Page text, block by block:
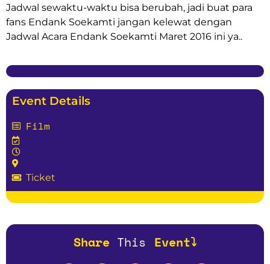
Jadwal sewaktu-waktu bisa berubah, jadi buat para
fans Endank Soekamti jangan kelewat dengan
Jadwal Acara Endank Soekamti Maret 2016 ini ya..
Event Details
Film
Ticket
Share This Event⤵️